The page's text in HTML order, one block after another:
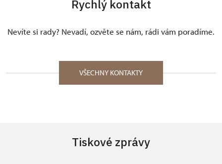
Rychlý kontakt
Nevíte si rady? Nevadí, ozvěte se nám, rádi vám poradíme.
VŠECHNY KONTAKTY
Tiskové zprávy